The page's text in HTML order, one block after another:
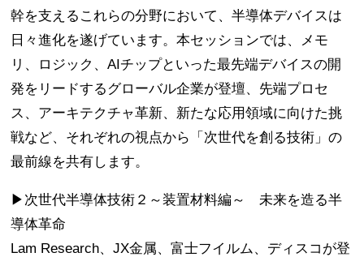
幹を支えるこれらの分野において、半導体デバイスは
日々進化を遂げています。本セッションでは、メモ
リ、ロジック、AIチップといった最先端デバイスの開
発をリードするグローバル企業が登壇、先端プロセ
ス、アーキテクチャ革新、新たな応用領域に向けた挑
戦など、それぞれの視点から「次世代を創る技術」の
最前線を共有します。
▶次世代半導体技術２～装置材料編～ 未来を造る半
導体革命
Lam Research、JX金属、富士フイルム、ディスコが登